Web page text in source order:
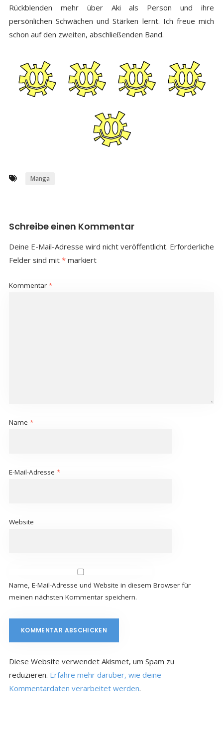
Rückblenden mehr über Aki als Person und ihre
persönlichen Schwächen und Stärken lernt. Ich freue mich
schon auf den zweiten, abschließenden Band.
Manga
Schreibe einen Kommentar
Deine E-Mail-Adresse wird nicht veröffentlicht. Erforderliche
Felder sind mit *markiert
Kommentar *
Name *
E-Mail-Adresse *
Website
Name, E-Mail-Adresse und Website in diesem Browser für
meinen nächsten Kommentar speichern.
Diese Website verwendet Akismet, um Spam zu
reduzieren. Erfahre mehr darüber, wie deine
Kommentardaten verarbeitet werden.